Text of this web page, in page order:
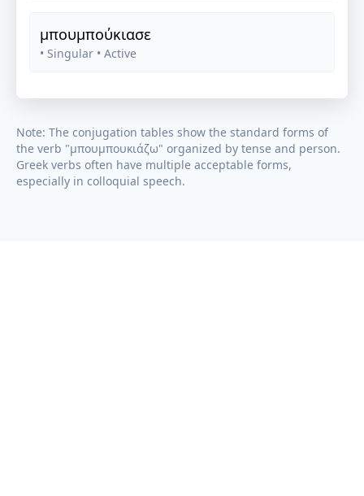
μπουμπούκιασε
• Singular • Active
Note: The conjugation tables show the standard forms of
the verb "μπουμπουκιάζω" organized by tense and person.
Greek verbs often have multiple acceptable forms,
especially in colloquial speech.